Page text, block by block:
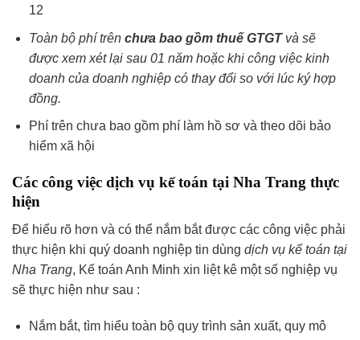
12
Toàn bộ phí trên chưa bao gồm thuế GTGT và sẽ
được xem xét lại sau 01 năm hoặc khi công việc kinh
doanh của doanh nghiệp có thay đổi so với lúc ký hợp
đồng.
Phí trên chưa bao gồm phí làm hồ sơ và theo dõi bảo
hiểm xã hội
Các công việc dịch vụ kế toán tại Nha Trang thực
hiện
Để hiểu rõ hơn và có thể nắm bắt được các công việc phải
thực hiện khi quý doanh nghiệp tin dùng dịch vụ kế toán tại
Nha Trang, Kế toán Anh Minh xin liệt kê một số nghiệp vụ
sẽ thực hiện như sau :
Nắm bắt, tìm hiểu toàn bộ quy trình sản xuất, quy mô